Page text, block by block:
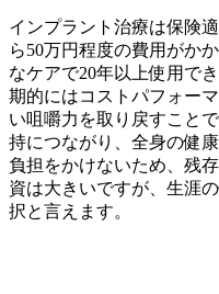
インプラント治療は保険
ら50万円程度の費用がか
なケアで20年以上使用で
期的にはコストパフォー
い咀嚼力を取り戻すこと
持につながり、全身の健
負担をかけないため、残
資は大きいですが、生涯
択と言えます。